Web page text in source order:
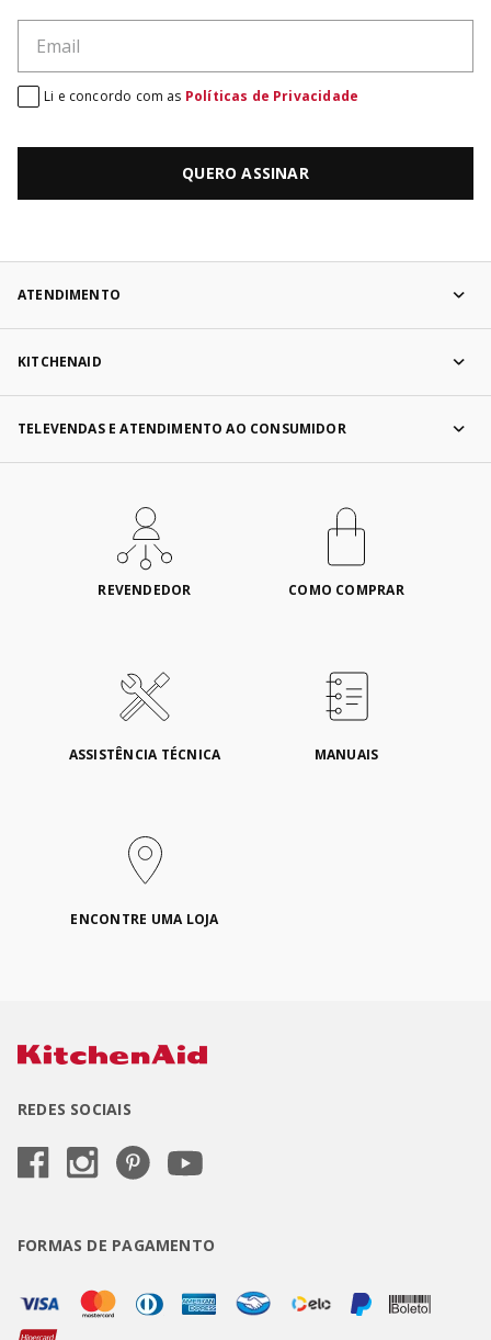
QUERO ASSINAR
Li e concordo com as Políticas de Privacidade
ATENDIMENTO
KITCHENAID
TELEVENDAS E ATENDIMENTO AO CONSUMIDOR
REVENDEDOR COMO COMPRAR
ASSISTÊNCIA TÉCNICA MANUAIS
ENCONTRE UMA LOJA
REDES SOCIAIS
FORMAS DE PAGAMENTO